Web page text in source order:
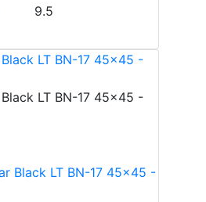
9.5
LT BN-17 45x45 -
LT BN-17 45x45 -